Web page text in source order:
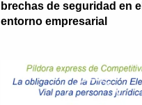
brechas de seguridad en el
entorno empresarial